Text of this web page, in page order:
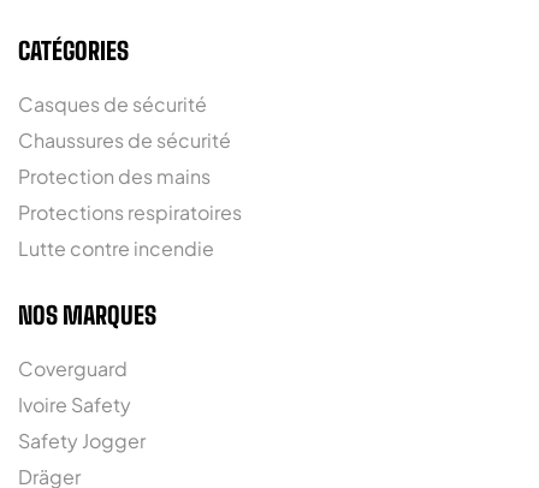
CATÉGORIES
Casques de sécurité
Chaussures de sécurité
Protection des mains
Protections respiratoires
Lutte contre incendie
NOS MARQUES
Coverguard
Ivoire Safety
Safety Jogger
Dräger